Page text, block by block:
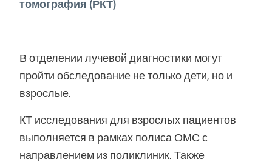
томография (РКТ)
В отделении лучевой диагностики могут
пройти обследование не только дети, но и
взрослые.
КТ исследования для взрослых пациентов
выполняется в рамках полиса ОМС с
направлением из поликлиник. Также